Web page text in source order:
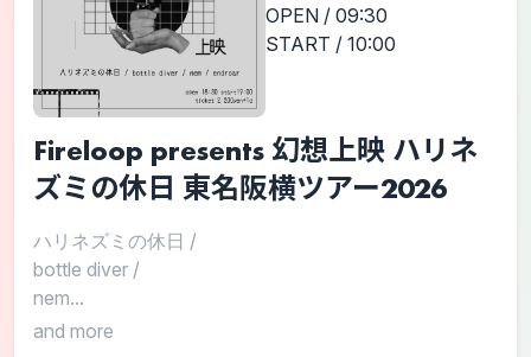
OPEN / 09:30
START / 10:00
Fireloop presents 幻想上映 ハリネ
ズミの休日 東名阪横ツアー2026
ハリネズミの休日 /
bottle diver /
nem...
and more